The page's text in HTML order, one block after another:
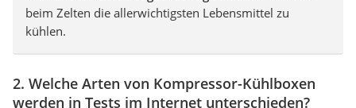
beim Zelten die allerwichtigsten Lebensmittel zu
kühlen.
2. Welche Arten von Kompressor-Kühlboxen
werden in Tests im Internet unterschieden?